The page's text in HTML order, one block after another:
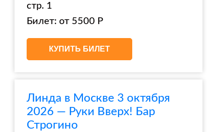
стр. 1
Билет: от 5500 Р
КУПИТЬ БИЛЕТ
Линда в Москве 3 октября
2026 — Руки Вверх! Бар
Строгино